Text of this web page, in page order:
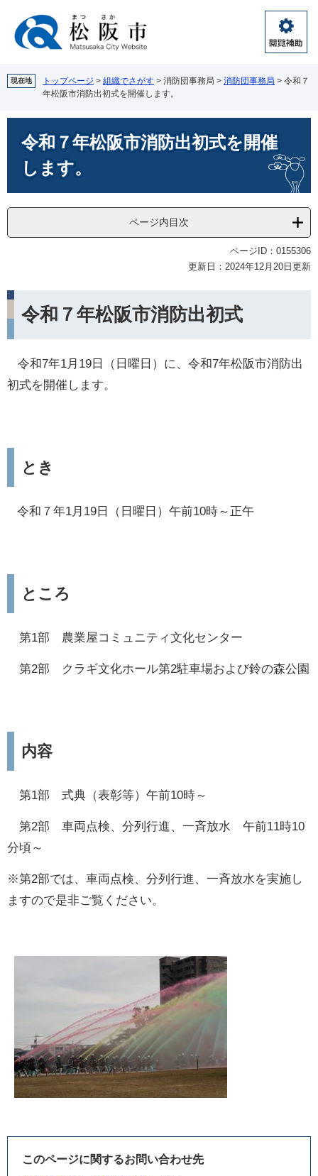
閲
覧
助
現在地 トップページ > 組織でさがす > 消防団事務局 > 消防団事務局 > 令和７
年松阪市消防出初式を開催します。
令和７年松阪市消防出初式を開催
します。
ページ内目次
ページID：0155306
更新日：2024年12月20日更新
令和７年松阪市消防出初式
令和7年1月19日（日曜日）に、令和7年松阪市消防出
初式を開催します。
とき
令和７年1月19日（日曜日）午前10時～正午
ところ
第1部 農業屋コミュニティ文化センター
第2部 クラギ文化ホール第2駐車場および鈴の森公園
内容
第1部 式典（表彰等）午前10時～
第2部 車両点検、分列行進、一斉放水 午前11時10
分頃～
※第2部では、車両点検、分列行進、一斉放水を実施し
ますので是非ご覧ください。​
このページに関するお問い合わせ先